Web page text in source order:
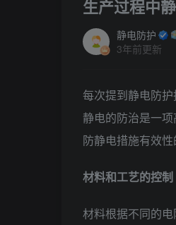
生产过程中
静电防护
3年前更新
每次提到静电防
静电的防治是一
防静电措施有效
材料和工艺的控制
材料根据不同的